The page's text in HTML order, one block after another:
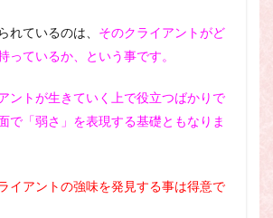
れているのは、 そのクライアントがど
っているか、という事です。
ントが生きていく上で役立つばかりで
で「弱さ」を表現する基礎ともなりま
イアントの強味を発見する事は得意で